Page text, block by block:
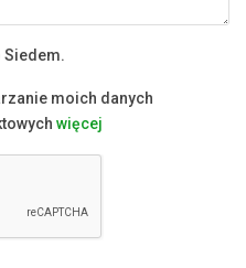
Siedem.
moich danych
więcej